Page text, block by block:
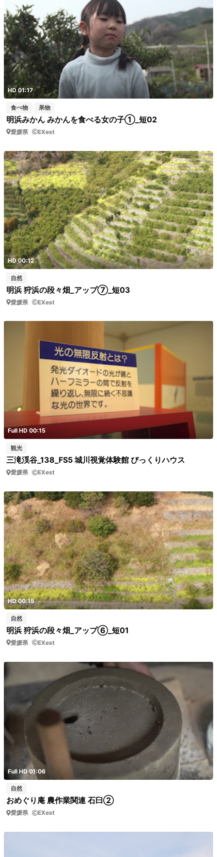
HD 01:17
食べ物 果物
明浜みかん みかんを食べる女の子①_短02
愛媛県 EXest
HD 00:12
自然
明浜 狩浜の段々畑_アップ⑦_短03
愛媛県 EXest
Full HD 00:15
観光
三滝渓谷_138_FS5 城川視覚体験館 びっくりハウス
愛媛県 EXest
HD 00:15
自然
明浜 狩浜の段々畑_アップ⑥_短01
愛媛県 EXest
Full HD 01:06
自然
おめぐり庵 農作業関連 石臼②
愛媛県 EXest